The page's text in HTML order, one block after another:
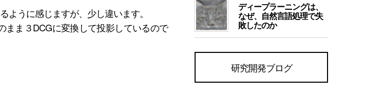
うに感じますが、少し違います。
ま３DCGに変換して投影しているので
ディープラーニングは、
なぜ、自然言語処理で失
敗したのか
研究開発ブログ